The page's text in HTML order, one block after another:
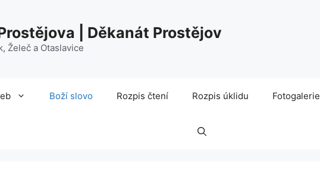
| Děkanát Prostějov
Želeč a Otaslavice
Boží slovo Rozpis čtení Rozpis úklidu Fotogalerie